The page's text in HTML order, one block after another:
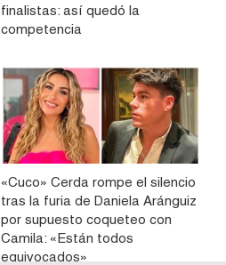
finalistas: así quedó la
competencia
«Cuco» Cerda rompe el silencio
tras la furia de Daniela Aránguiz
por supuesto coqueteo con
Camila: «Están todos
equivocados»